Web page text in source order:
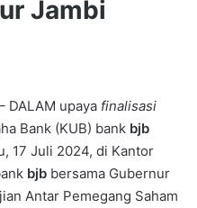
Jambi
DALAM upaya finalisasi
Bank (KUB) bank bjb
17 Juli 2024, di Kantor
bjb bersama Gubernur
Antar Pemegang Saham